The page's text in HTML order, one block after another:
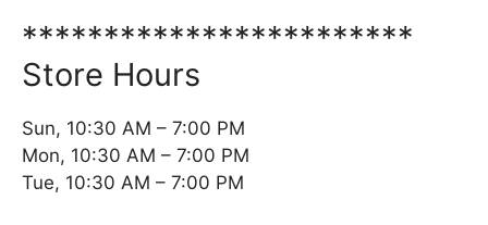
************************
Store Hours
Sun, 10:30 AM – 7:00 PM
Mon, 10:30 AM – 7:00 PM
Tue, 10:30 AM – 7:00 PM